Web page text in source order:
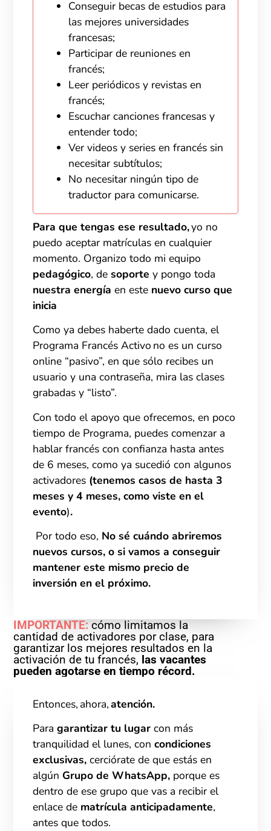
Conseguir becas de estudios para
las mejores universidades
francesas;
Participar de reuniones en
francés;
Leer periódicos y revistas en
francés;
Escuchar canciones francesas y
entender todo;
Ver videos y series en francés sin
necesitar subtítulos;
No necesitar ningún tipo de
traductor para comunicarse.
Para que tengas ese resultado,yo no
puedo aceptar matrículas en cualquier
momento. Organizo todo mi equipo
pedagógico, desoporte y pongo toda
nuestra energía en este nuevo curso que
inicia
Como ya debes haberte dado cuenta, el
Programa Francés Activo no es un curso
online “pasivo”, en que sólo recibes un
usuario y una contraseña, mira las clases
grabadas y “listo”.
Con todo el apoyo que ofrecemos, en poco
tiempo de Programa, puedes comenzar a
hablar francés con confianza hasta antes
de 6 meses, como ya sucedió con algunos
activadores (tenemos casos de hasta 3
meses y 4 meses, como viste en el
evento).
Por todo eso, No sé cuándo abriremos
nuevos cursos, o si vamos a conseguir
mantener este mismo precio de
inversión en el próximo.
IMPORTANTE: cómo limitamos la
cantidad de activadores por clase, para
garantizar los mejores resultados en la
activación de tu francés, las vacantes
pueden agotarse en tiempo récord.
Entonces, ahora,atención.
Paragarantizar tu lugar con más
tranquilidad el lunes, concondiciones
exclusivas, cerciórate de que estás en
algún Grupo de WhatsApp, porque es
dentro de ese grupo que vas a recibir el
enlace de matrícula anticipadamente,
antes que todos.